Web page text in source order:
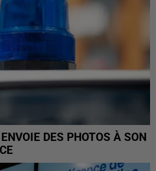
DES PHOTOS À SON